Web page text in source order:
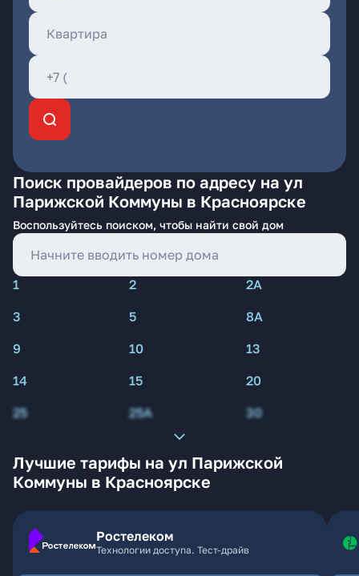
Поиск провайдеров по адресу на ул
Парижской Коммуны в Красноярске
Воспользуйтесь поиском, чтобы найти свой дом
1 2
2А
3
5
8А
9
10
13
14
15
20
25
25А 30
Лучшие тарифы на ул Парижской
Коммуны в Красноярске
Ростелеком
Технологии доступа. Тест-драйв